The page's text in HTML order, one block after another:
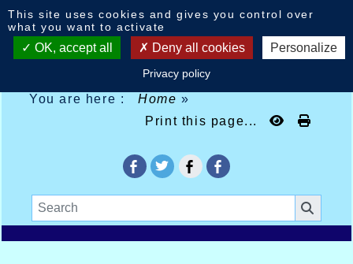
You are here : Home»
Print this page...
This site uses cookies and gives you control over
what you want to activate
OK, accept all Deny all cookies Personalize
Privacy policy